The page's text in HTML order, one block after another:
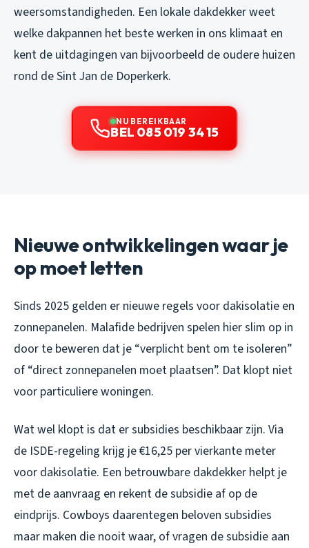
weersomstandigheden. Een lokale dakdekker weet
welke dakpannen het beste werken in ons klimaat en
kent de uitdagingen van bijvoorbeeld de oudere huizen
rond de Sint Jan de Doperkerk.
NU BEREIKBAAR
BEL 085 019 34 15
Nieuwe ontwikkelingen waar je
op moet letten
Sinds 2025 gelden er nieuwe regels voor dakisolatie en
zonnepanelen. Malafide bedrijven spelen hier slim op in
door te beweren dat je “verplicht bent om te isoleren”
of “direct zonnepanelen moet plaatsen”. Dat klopt niet
voor particuliere woningen.
Wat wel klopt is dat er subsidies beschikbaar zijn. Via
de ISDE-regeling krijg je €16,25 per vierkante meter
voor dakisolatie. Een betrouwbare dakdekker helpt je
met de aanvraag en rekent de subsidie af op de
eindprijs. Cowboys daarentegen beloven subsidies
maar maken die nooit waar, of vragen de subsidie aan